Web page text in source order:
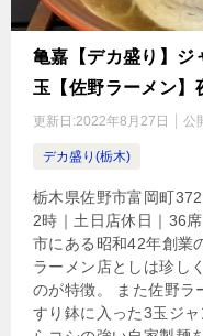
亀嘉【デカ盛り】ジ
玉【佐野ラーメン】
更新日:2022年8月27日 公
デカ盛り(栃木)
栃木県佐野市富岡町
2時｜土日店休日｜36
市にある昭和42年創業
ラーメン店としは珍し
のが特徴。 また佐野ラ
すり鉢に入った3玉ジ